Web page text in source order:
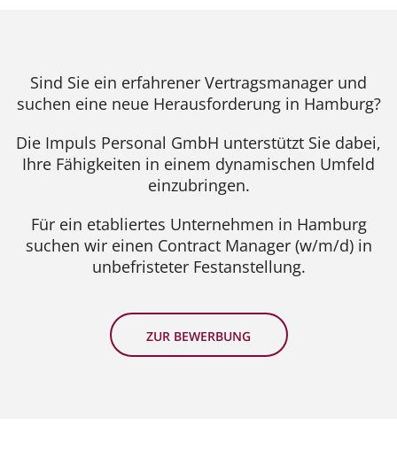
Sind Sie ein erfahrener Vertragsmanager und
suchen eine neue Herausforderung in Hamburg?
Die Impuls Personal GmbH unterstützt Sie dabei,
Ihre Fähigkeiten in einem dynamischen Umfeld
einzubringen.
Für ein etabliertes Unternehmen in Hamburg
suchen wir einen Contract Manager (w/m/d) in
unbefristeter Festanstellung.
ZUR BEWERBUNG